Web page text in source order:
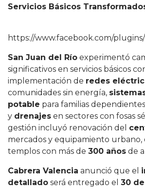
Servicios Básicos
https://www.facebook.com/
San Juan del Río experimentó
significativos en servicios básicos
implementación de redes
comunidades sin energía,
potable para familias
y drenajes en sectores con fosas
gestión incluyó renovación del
mercados y equipamiento
templos con más de 300 años de
Cabrera Valencia anunció que el
detallado será entregado el 30